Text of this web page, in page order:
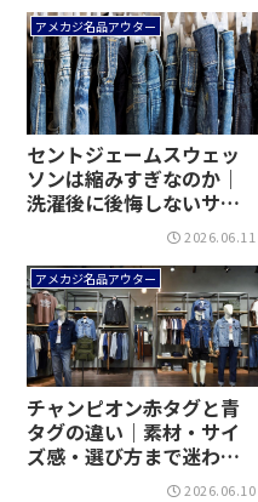
アメカジ名品アウター
セントジェームスウェッ
ソンは縮みすぎなのか｜
洗濯後に後悔しないサイ
ズ選びが見えてくる！2026.06.11
アメカジ名品アウター
チャンピオン赤タグと青
タグの違い｜素材・サイ
ズ感・選び方まで迷わず
2026.06.10